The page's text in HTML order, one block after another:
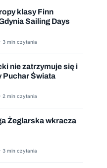
klasy Finn
Sailing Days
3 min czytania
nie zatrzymuje się i
Puchar Świata
2 min czytania
Żeglarska wkracza
3 min czytania